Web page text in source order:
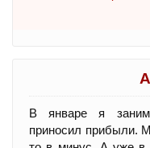
В январе я
приносил прибыли.